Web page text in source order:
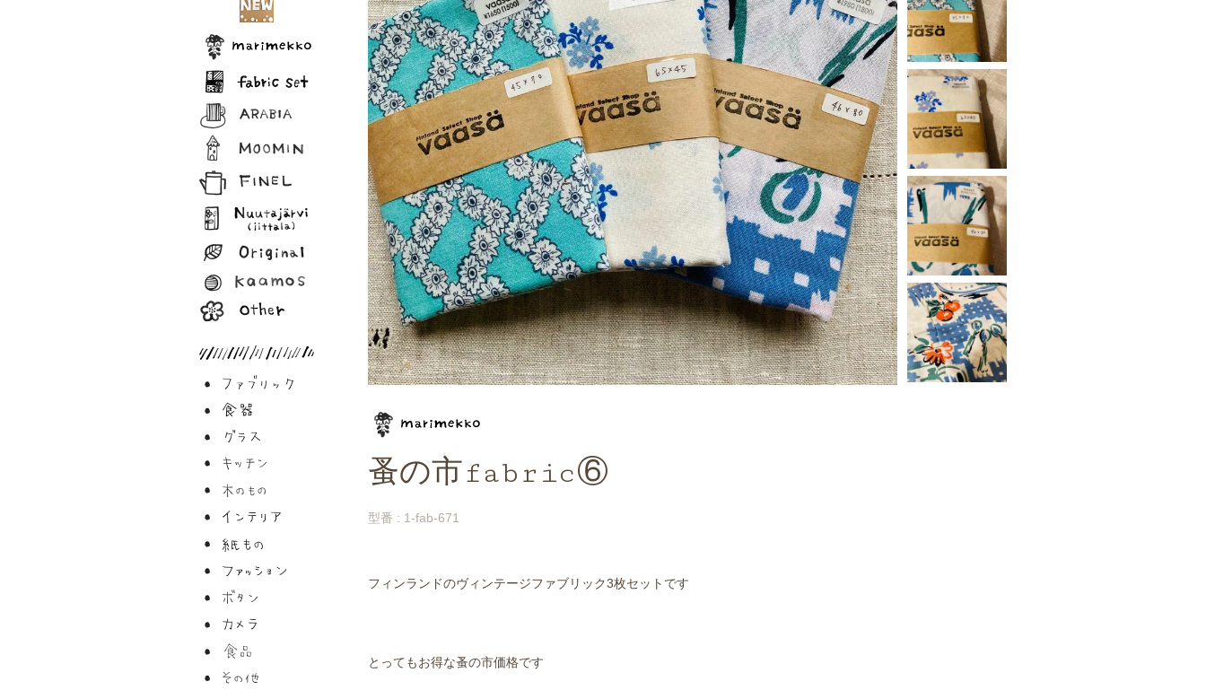
蚤の市fabric⑥
型番 : 1-fab-671
フィンランドのヴィンテージファブリック3枚セットです
とってもお得な蚤の市価格です